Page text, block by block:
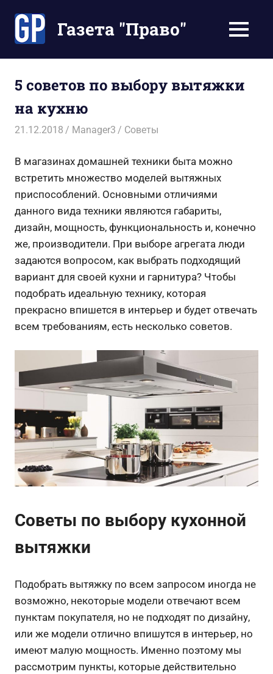
содержимомуГазета "Право"
Ваше
время
МЕНЮ
5 советов по выбору вытяжки
на кухню
21.12.2018 Manager3 Советы
В магазинах домашней техники быта можно
встретить множество моделей вытяжных
приспособлений. Основными отличиями
данного вида техники являются габариты,
дизайн, мощность, функциональность и, конечно
же, производители. При выборе агрегата люди
задаются вопросом, как выбрать подходящий
вариант для своей кухни и гарнитура? Чтобы
подобрать идеальную технику, которая
прекрасно впишется в интерьер и будет отвечать
всем требованиям, есть несколько советов.
Советы по выбору кухонной
вытяжки
Подобрать вытяжку по всем запросом иногда не
возможно, некоторые модели отвечают всем
пунктам покупателя, но не подходят по дизайну,
или же модели отлично впишутся в интерьер, но
имеют малую мощность. Именно поэтому мы
рассмотрим пункты, которые действительно